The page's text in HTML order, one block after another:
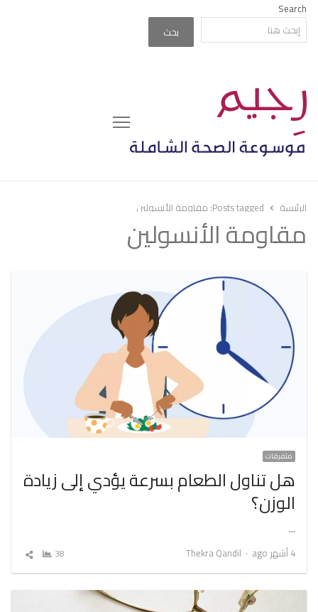
Search
بحث
Menu
الرئيسة Posts tagged: مقاومة الأنسولين
مقاومة الأنسولين
متفرقات
هل تناول الطعام بسرعة يؤدي إلى زيادة
الوزن؟
…
4 أشهر ago
Author
Thekra Qandil
38
شارك